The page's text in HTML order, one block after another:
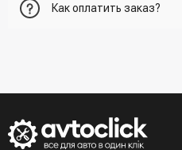
корзину и указать всю
наберет менеджер для
Третий вариант - сделать
при разговоре с менеджером
Как оплатить заказ?
- LiqPay при оформлении